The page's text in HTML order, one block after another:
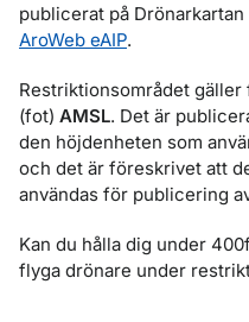
publicerat på Drönarkartan
AroWeb eAIP.
Restriktionsområdet
(fot) AMSL. Det är
den höjdenheten som
och det är föreskrivet att
användas för publicering
Kan du hålla dig under
flyga drönare under